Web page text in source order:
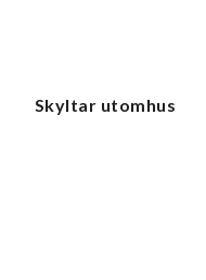
Skyltar utomhus